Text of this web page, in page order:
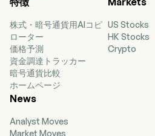
株式・暗号通貨用AIコピ
ローター
価格予測
資金調達トラッカー
暗号通貨比較
ホームページ
US Stocks
HK Stocks
Crypto
News
Analyst Moves
Market Moves